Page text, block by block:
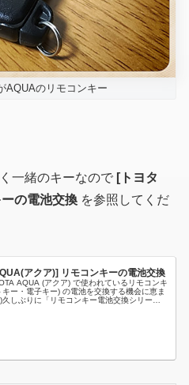
AQUAのリモコンキー
一緒のキーなので [トヨタ
の電池交換 を参照してくだ
アクア)] リモコンキーの電池交換
AQUA (アクア) で使われているリモコンキ
キー・電子キー) の電池を交換する機会に恵ま
久しぶりに「リモコンキー電池交換シリー